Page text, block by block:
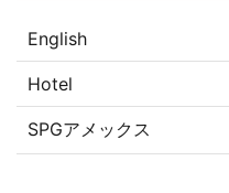
English
Hotel
SPGアメックス